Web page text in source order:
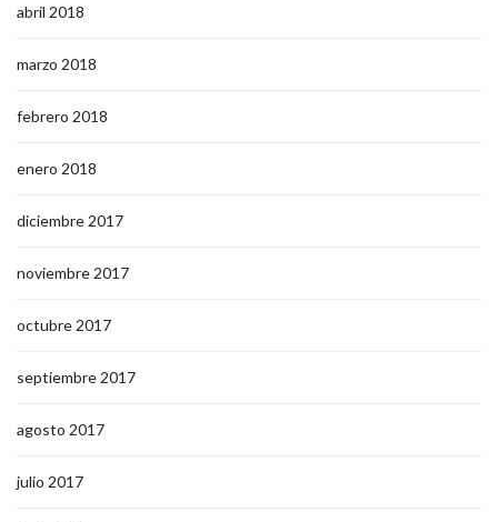
abril 2018
marzo 2018
febrero 2018
enero 2018
diciembre 2017
noviembre 2017
octubre 2017
septiembre 2017
agosto 2017
julio 2017